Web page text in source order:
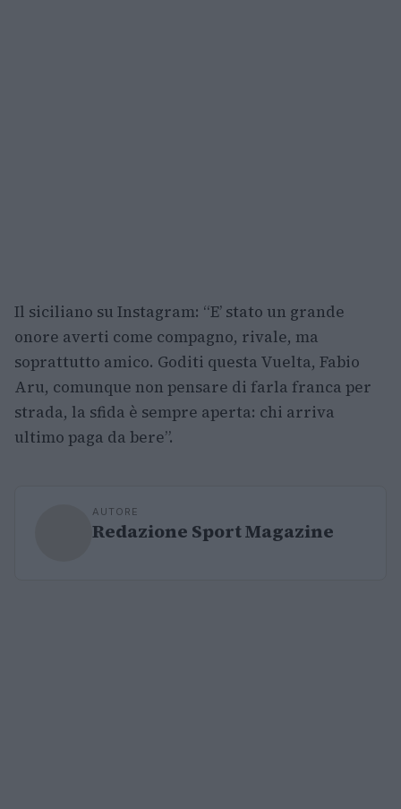
Il siciliano su Instagram: “E’ stato un grande
onore averti come compagno, rivale, ma
soprattutto amico. Goditi questa Vuelta, Fabio
Aru, comunque non pensare di farla franca per
strada, la sfida è sempre aperta: chi arriva
ultimo paga da bere”.
AUTORE
Redazione Sport Magazine